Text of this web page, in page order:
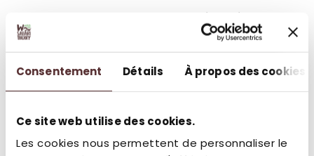
Consentement Détails À propos des cookies
Ce site web utilise des cookies.
Les cookies nous permettent de personnaliser le
ℹ️ Attention : Pour des raisons de sécurité, cette
animation est réservée aux enfants de plus de 5
Réservez dès maintenant votre hutte